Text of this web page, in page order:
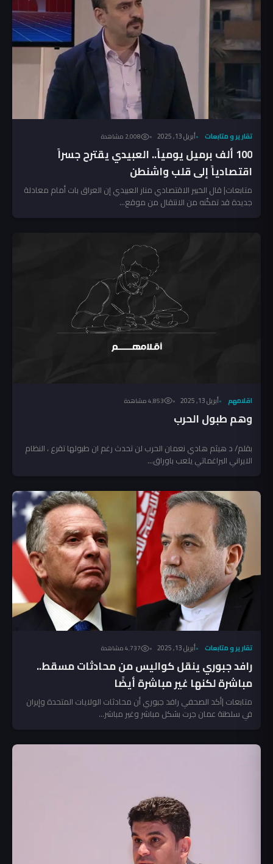
تقارير و متابعات أبريل 13, 2025 2٬008 مشاهدة
100 ألف برميل يومياً.. العبيدي يقترح جسراً
اقتصادياً إلى قلب واشنطن
متابعات| قال الخبير الاقتصادي منار العبيدي إن العراق بات أمام معادلة
جديدة قد تمكّنه من الانتقال من موقع...
اقلامهم أبريل 13, 2025 4٬853 مشاهدة
وهم طبول الحرب
بقلم/ د هيثم هادي نعمان الحرب لن تحدث رغم ان طبولها تقرع ، النظام
الايراني البراغماتي يلعب باوراق...
تقارير و متابعات أبريل 13, 2025 4٬737 مشاهدة
رافد جبوري ينقل كواليس من محادثات مسقط..
مباشرة لكنها غير مباشرة أيضًا
متابعات |أكد الصحفي رافد جبوري أن محادثات الولايات المتحدة وإيران
في سلطنة عمان جرت بشكل مباشر وغير مباشر...